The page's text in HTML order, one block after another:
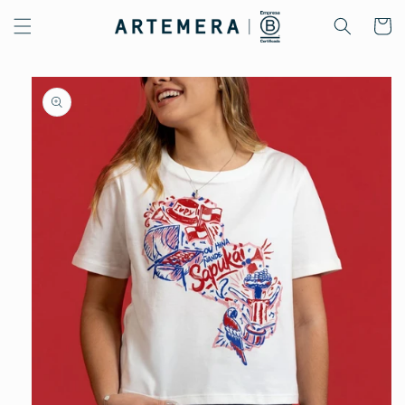
directamente
al contenido
Carrito
directamente
información